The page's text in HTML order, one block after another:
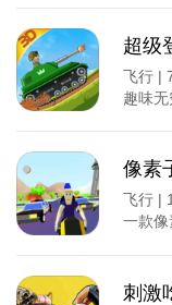
超级
飞行 |
趣味
像素
飞行 |
一款
刺激